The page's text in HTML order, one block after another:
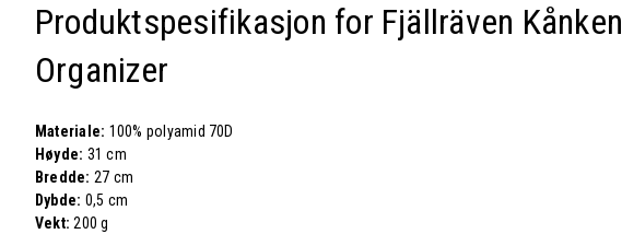
Produktspesifikasjon for Fjällräven Kånken
Organizer
Materiale: 100% polyamid 70D
Høyde: 31 cm
Bredde: 27 cm
Dybde: 0,5 cm
Vekt:200 g